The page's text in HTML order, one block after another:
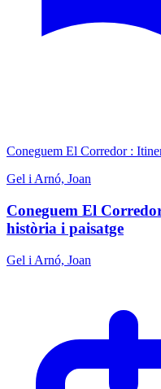
Coneguem El Corredor :
Gel i Arnó, Joan
Coneguem El
història i paisatge
Gel i Arnó, Joan